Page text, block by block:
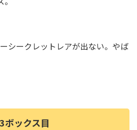
シークレットレアが出ない。やば
3ボックス目